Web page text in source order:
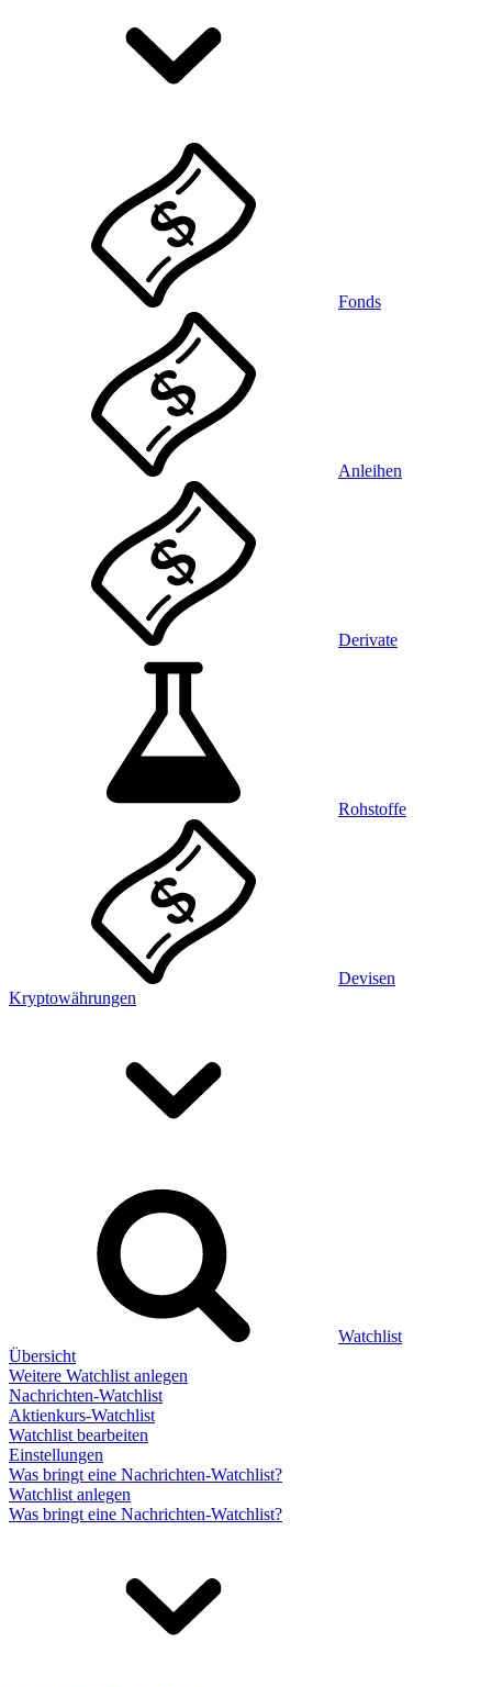
Fonds
Anleihen
Derivate
Rohstoffe
Devisen
Kryptowährungen
Watchlist
Übersicht
Weitere Watchlist anlegen
Nachrichten-Watchlist
Aktienkurs-Watchlist
Watchlist bearbeiten
Einstellungen
Was bringt eine Nachrichten-Watchlist?
Watchlist anlegen
Was bringt eine Nachrichten-Watchlist?